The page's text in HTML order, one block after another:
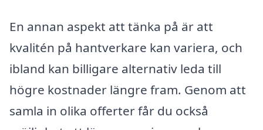
En annan aspekt att tänka på är att
kvalitén på hantverkare kan variera, och
ibland kan billigare alternativ leda till
högre kostnader längre fram. Genom att
samla in olika offerter får du också